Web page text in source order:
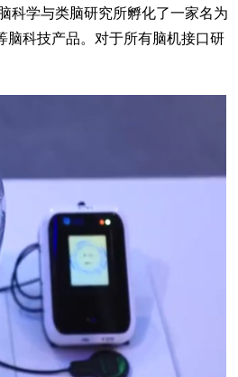
科学与类脑研究所孵化了一家名为
脑科技产品。对于所有脑机接口研